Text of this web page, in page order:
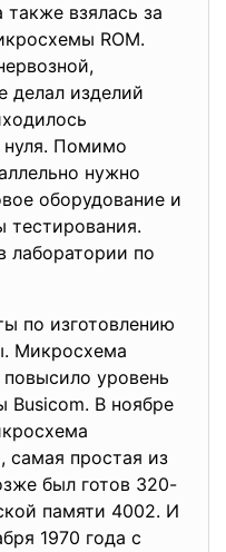
также взялась за
ROM.
делал изделий
нуля. Помимо
нужно
оборудование и
тестирования.
лаборатории по
по изготовлению
Микросхема
уровень
Busicom. В ноябре
самая простая из
был готов 320-
памяти 4002. И
1970 года с